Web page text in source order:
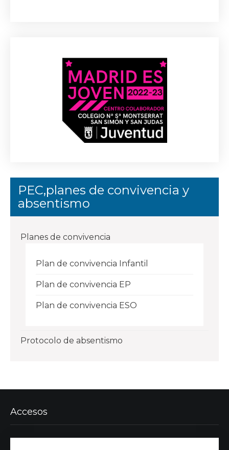
PEC,planes de convivencia y
absentismo
Planes de convivencia
Plan de convivencia Infantil
Plan de convivencia EP
Plan de convivencia ESO
Protocolo de absentismo
Accesos